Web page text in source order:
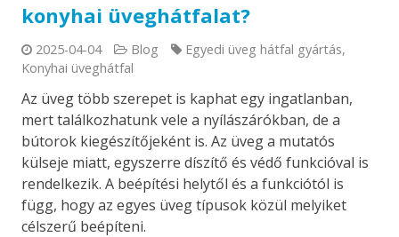
konyhai üveghátfalat?
2025-04-04 Blog Egyedi üveg hátfal gyártás,
Konyhai üveghátfal
Az üveg több szerepet is kaphat egy ingatlanban,
mert találkozhatunk vele a nyílászárókban, de a
bútorok kiegészítőjeként is. Az üveg a mutatós
külseje miatt, egyszerre díszítő és védő funkcióval is
rendelkezik. A beépítési helytől és a funkciótól is
függ, hogy az egyes üveg típusok közül melyiket
célszerű beépíteni.